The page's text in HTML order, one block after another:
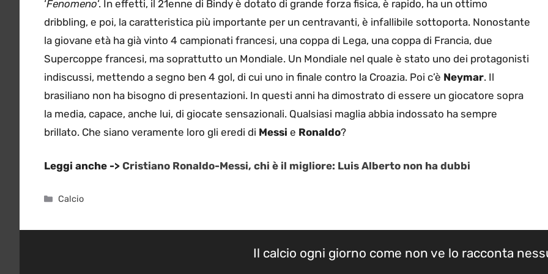
‘Fenomeno‘. In effetti, il 21enne di Bindy è dotato di grande forza fisica, è rapido, ha un ottimo
dribbling, e poi, la caratteristica più importante per un centravanti, è infallibile sottoporta. Nonostante
la giovane età ha già vinto 4 campionati francesi, una coppa di Lega, una coppa di Francia, due
Supercoppe francesi, ma soprattutto un Mondiale. Un Mondiale nel quale è stato uno dei protagonisti
indiscussi, mettendo a segno ben 4 gol, di cui uno in finale contro la Croazia. Poi c’è Neymar. Il
brasiliano non ha bisogno di presentazioni. In questi anni ha dimostrato di essere un giocatore sopra
la media, capace, anche lui, di giocate sensazionali. Qualsiasi maglia abbia indossato ha sempre
brillato. Che siano veramente loro gli eredi di Messi e Ronaldo?
Leggi anche -> Cristiano Ronaldo-Messi, chi è il migliore: Luis Alberto non ha dubbi
Categorie
Calcio
Il calcio ogni giorno come non ve lo racconta